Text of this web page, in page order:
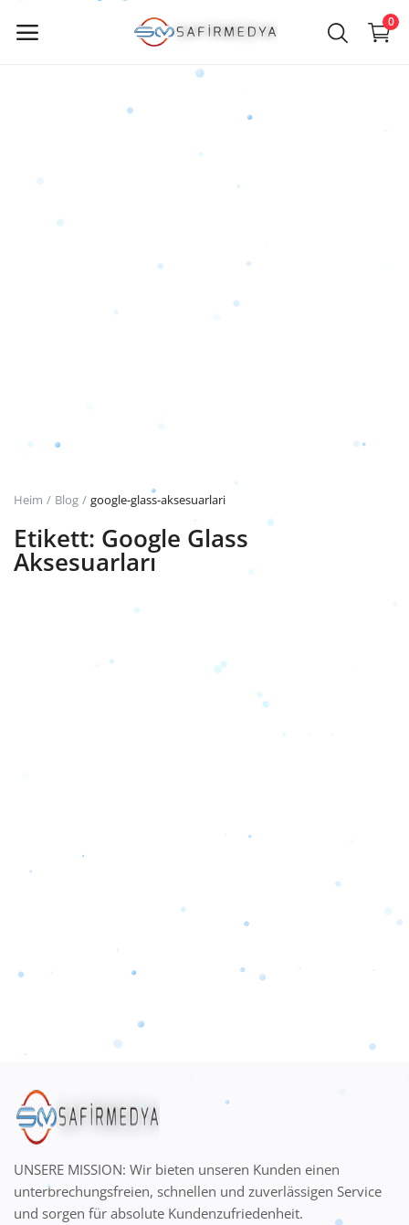
0
Kategorien
Anmeldung
Registrieren
German TRY (₺)
Heim Blog google-glass-aksesuarlari
Etikett: Google Glass
Aksesuarları
UNSERE MISSION: Wir bieten unseren Kunden einen
unterbrechungsfreien, schnellen und zuverlässigen Service
und sorgen für absolute Kundenzufriedenheit.